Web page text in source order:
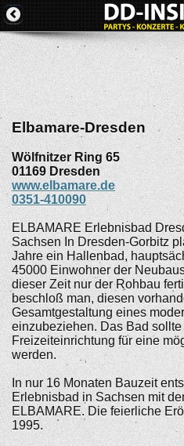
Elbamare-Dresden
Wölfnitzer Ring 65
01169 Dresden
www.elbamare.de
0351-410090
ELBAMARE Erlebnisbad
Sachsen In Dresden-Gorbitz
Jahre ein Hallenbad,
45000 Einwohner der
dieser Zeit nur der Rohbau
beschloß man, diesen
Gesamtgestaltung eines
einzubeziehen. Das Bad sollte
Freizeiteinrichtung für eine
werden.
In nur 16 Monaten Bauzeit
Erlebnisbad in Sachsen mit
ELBAMARE. Die feierliche
1995.